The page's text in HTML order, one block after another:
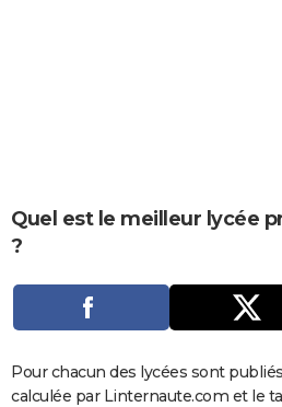
Carte de Noël
Carte Bonne année
Carte Saint-Valentin
Carte Pâques
Carte d'anniversaire
DICTIONNAIRE
Dictionnaire
Biographies
Citations
Expressions
Proverbes
PROGRAMME TV
S'inscrire
Se connecter
Lycées
Collèges
Primaires
Universités
Entreprises
Service militaire
Avis de recherche
AVIS DE DÉCÈS
Quel est le meilleur lycée
?
Pour chacun des lycées sont
calculée par Linternaute.com et le